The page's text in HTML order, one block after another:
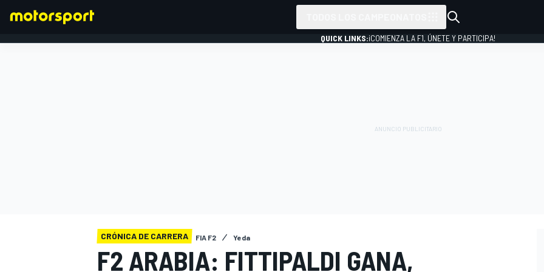
QUICK LINKS:¡COMIENZA LA F1, ÚNETE Y PARTICIPA!
CRÓNICA DE CARRERA FIA F2 Yeda
F2 ARABIA: FITTIPALDI GANA,